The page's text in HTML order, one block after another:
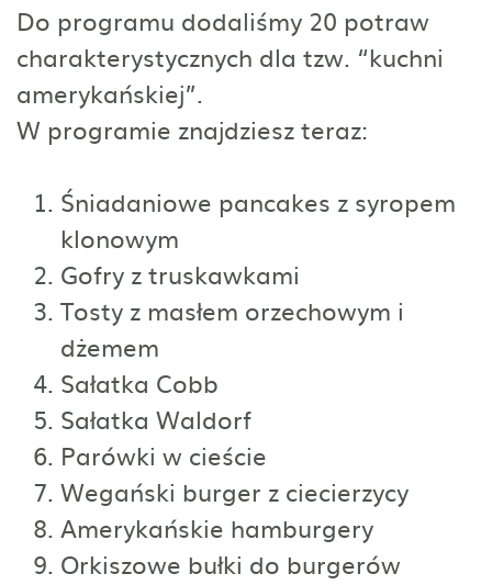
Do programu dodaliśmy 20 potraw
charakterystycznych dla tzw. “kuchni
amerykańskiej”.
W programie znajdziesz teraz:
Śniadaniowe pancakes z syropem
klonowym
Gofry z truskawkami
Tosty z masłem orzechowym i
dżemem
Sałatka Cobb
Sałatka Waldorf
Parówki w cieście
Wegański burger z ciecierzycy
Amerykańskie hamburgery
Orkiszowe bułki do burgerów